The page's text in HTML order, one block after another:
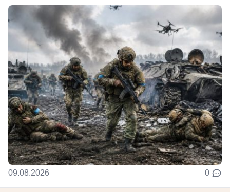
09.08.2026 0